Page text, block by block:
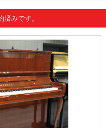
済みです。